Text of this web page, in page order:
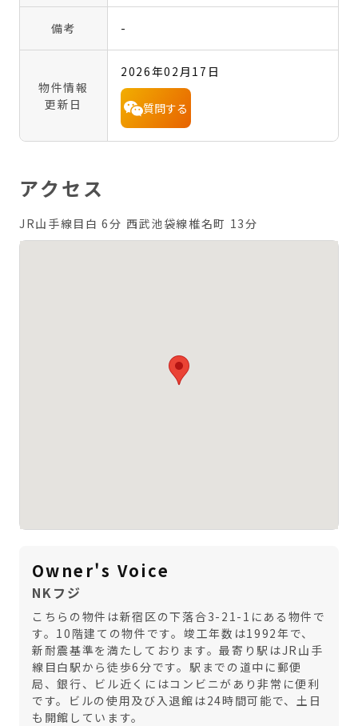
備考 -
物件情報
更新日
2026年02月17日
質問する
アクセス
JR山手線目白 6分 西武池袋線椎名町 13分
Owner's Voice
NKフジ
こちらの物件は新宿区の下落合3-21-1にある物件で
す。10階建ての物件です。竣工年数は1992年で、
新耐震基準を満たしております。最寄り駅はJR山手
線目白駅から徒歩6分です。駅までの道中に郵便
局、銀行、ビル近くにはコンビニがあり非常に便利
です。ビルの使用及び入退館は24時間可能で、土日
も開館しています。